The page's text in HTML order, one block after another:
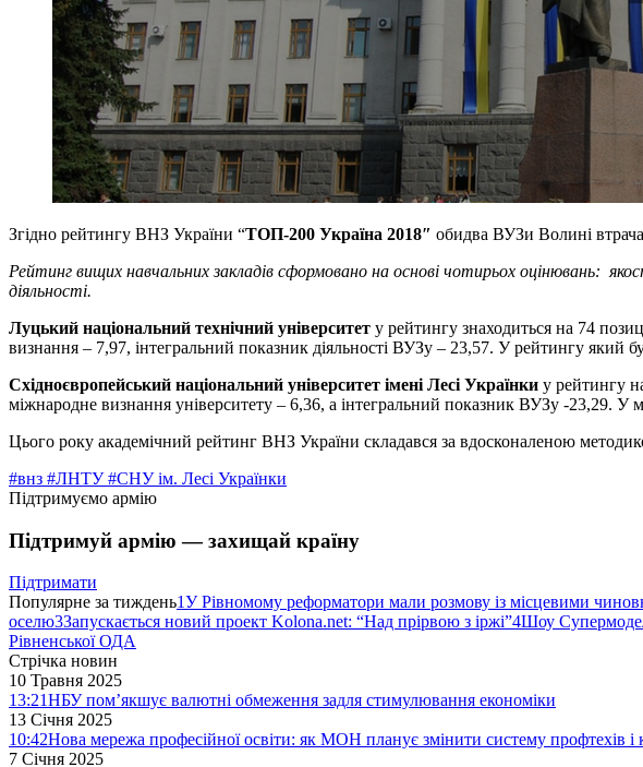
Згідно рейтингу ВНЗ України “ТОП-200 Україна 2018″ обидва ВУЗи Волині
Рейтинг вищих навчальних закладів сформовано на основі чотирьох оцінювань:
діяльності.
Луцький національний технічний університет у рейтингу знаходиться на 74
визнання – 7,97, інтегральний показник діяльності ВУЗу – 23,57. У рейтингу який
Східноєвропейський національний університет імені Лесі Українки у рейтингу
міжнародне визнання університету – 6,36, а інтегральний показник ВУЗу -23,29. У
Цього року академічний рейтинг ВНЗ України складався за вдосконаленою
#внз #ЛНТУ#СНУ ім. Лесі Українки
Підтримуємо армію
Підтримуй армію — захищай країну
Підтримати
Популярне за тиждень1У Рівномому реформатори мали розмову із місцевими
оселю3Запускається новий проект Kolona.net: “Над прірвою з іржі”4Шоу
Рівненської ОДА
Стрічка новин
10 Травня 2025
13:21НБУ пом’якшує валютні обмеження задля стимулювання економіки
13 Січня 2025
10:42Нова мережа професійної освіти: як МОН планує змінити систему профтехів і
7 Січня 2025